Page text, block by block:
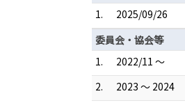
1.
2025/09/26
委員会・協会等
1.
2022/11 ～
2.
2023 ～ 2024